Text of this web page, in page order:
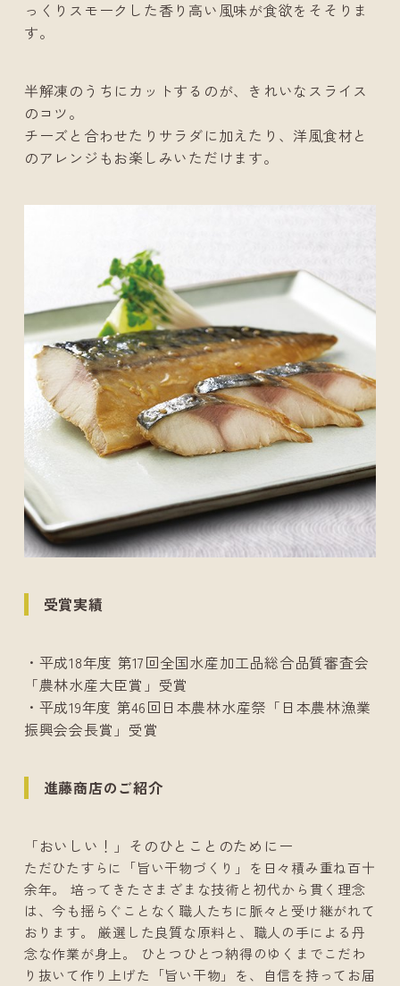
っくりスモークした香り高い風味が食欲をそそりま
す。
半解凍のうちにカットするのが、きれいなスライス
のコツ。
チーズと合わせたりサラダに加えたり、洋風食材と
のアレンジもお楽しみいただけます。
受賞実績
・平成18年度 第17回全国水産加工品総合品質審査会
「農林水産大臣賞」受賞
・平成19年度 第46回日本農林水産祭「日本農林漁業
振興会会長賞」受賞
進藤商店のご紹介
「おいしい！」そのひとことのためにー
ただひたすらに「旨い干物づくり」を日々積み重ね百十
余年。 培ってきたさまざまな技術と初代から貫く理念
は、今も揺らぐことなく職人たちに脈々と受け継がれて
おります。 厳選した良質な原料と、職人の手による丹
念な作業が身上。 ひとつひとつ納得のゆくまでこだわ
り抜いて作り上げた「旨い干物」を、自信を持ってお届